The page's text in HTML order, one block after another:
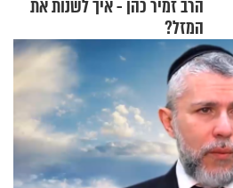
הרב זמיר כהן - איך לשנות את
המזל?